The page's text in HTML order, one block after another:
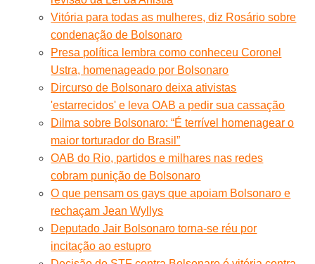
Vitória para todas as mulheres, diz Rosário sobre
condenação de Bolsonaro
Presa política lembra como conheceu Coronel
Ustra, homenageado por Bolsonaro
Dircurso de Bolsonaro deixa ativistas
'estarrecidos' e leva OAB a pedir sua cassação
Dilma sobre Bolsonaro: “É terrível homenagear o
maior torturador do Brasil”
OAB do Rio, partidos e milhares nas redes
cobram punição de Bolsonaro
O que pensam os gays que apoiam Bolsonaro e
rechaçam Jean Wyllys
Deputado Jair Bolsonaro torna-se réu por
incitação ao estupro